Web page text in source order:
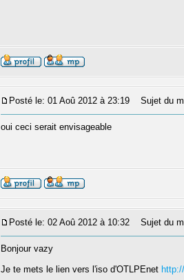
Posté le: 01 Aoû 2012 à 23:19 Sujet du
oui ceci serait envisageable
Posté le: 02 Aoû 2012 à 10:32 Sujet du
Bonjour vazy
Je te mets le lien vers l'iso d'OTLPEnet